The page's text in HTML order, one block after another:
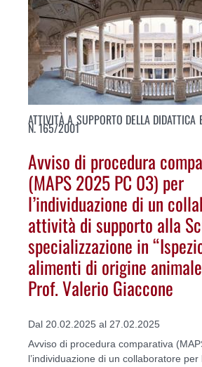
ATTIVITÀ A SUPPORTO DELLA DIDATTICA
N. 165/2001
Avviso di procedura
(MAPS 2025 PC 03) per
l’individuazione di un
attività di supporto alla
specializzazione in
alimenti di origine
Prof. Valerio Giaccone
Dal 20.02.2025 al 27.02.2025
Avviso di procedura comparativa
l’individuazione di un collaboratore